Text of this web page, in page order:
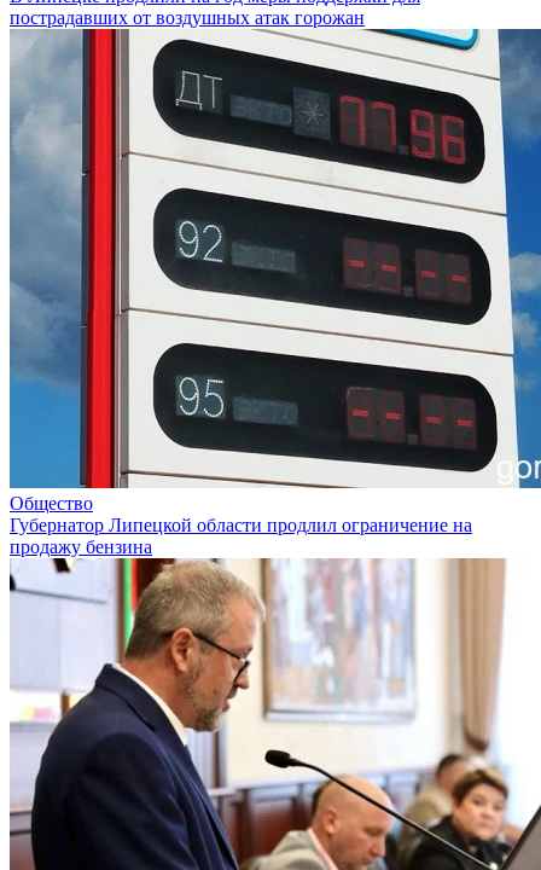
пострадавших от воздушных атак горожан
Общество
Губернатор Липецкой области продлил ограничение на
продажу бензина